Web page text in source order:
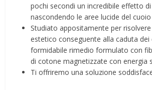
pochi secondi un incredibile effetto
nascondendo le aree lucide del
Studiato appositamente per
estetico conseguente alla caduta dei
formidabile rimedio formulato con
di cotone magnetizzate con energia
Ti offriremo una soluzione